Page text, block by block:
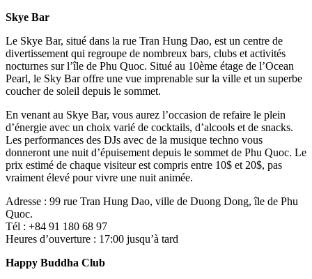
Skye Bar
Le Skye Bar, situé dans la rue Tran Hung Dao, est un centre de
divertissement qui regroupe de nombreux bars, clubs et activités
nocturnes sur l’île de Phu Quoc. Situé au 10ème étage de l’Ocean
Pearl, le Sky Bar offre une vue imprenable sur la ville et un superbe
coucher de soleil depuis le sommet.
En venant au Skye Bar, vous aurez l’occasion de refaire le plein
d’énergie avec un choix varié de cocktails, d’alcools et de snacks.
Les performances des DJs avec de la musique techno vous
donneront une nuit d’épuisement depuis le sommet de Phu Quoc. Le
prix estimé de chaque visiteur est compris entre 10$ et 20$, pas
vraiment élevé pour vivre une nuit animée.
Adresse : 99 rue Tran Hung Dao, ville de Duong Dong, île de Phu
Quoc.
Tél : +84 91 180 68 97
Heures d’ouverture : 17:00 jusqu’à tard
Happy Buddha Club